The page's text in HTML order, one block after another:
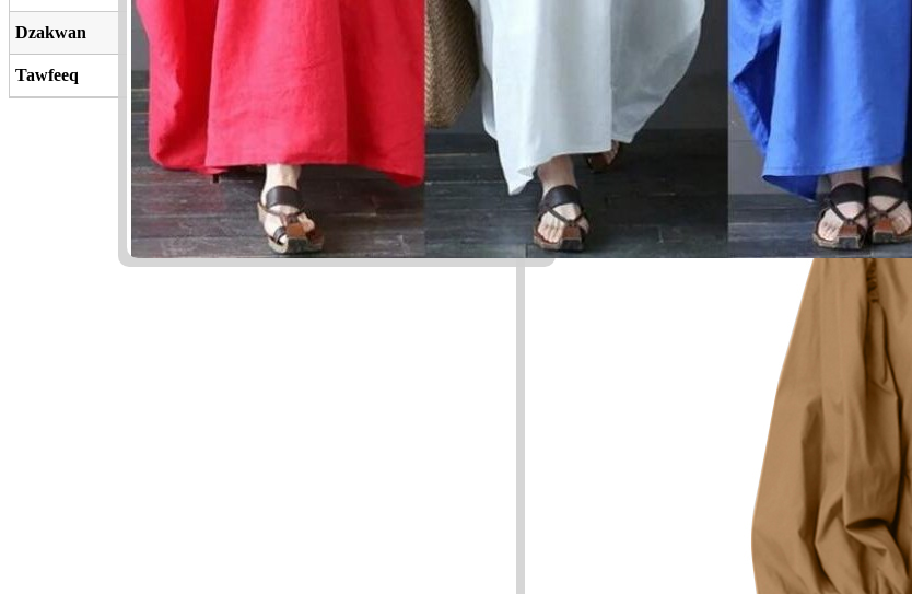
Dzakwan Harum semerbak, cerdas, jenius
Tawfeeq Pertolongan, petunjuk, mendamaikan